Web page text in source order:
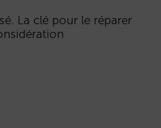
La clé pour le réparer